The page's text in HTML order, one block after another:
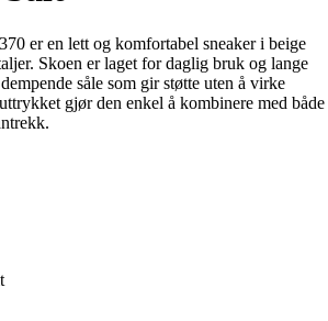
er en lett og komfortabel sneaker i beige
Skoen er laget for daglig bruk og lange
såle som gir støtte uten å virke
gjør den enkel å kombinere med både